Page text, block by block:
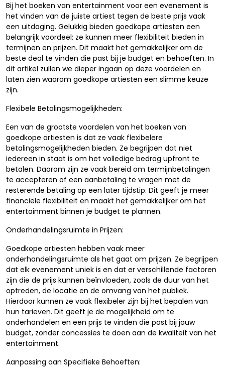
Bij het boeken van entertainment voor een evenement is
het vinden van de juiste artiest tegen de beste prijs vaak
een uitdaging. Gelukkig bieden goedkope artiesten een
belangrijk voordeel: ze kunnen meer flexibiliteit bieden in
termijnen en prijzen. Dit maakt het gemakkelijker om de
beste deal te vinden die past bij je budget en behoeften. In
dit artikel zullen we dieper ingaan op deze voordelen en
laten zien waarom goedkope artiesten een slimme keuze
zijn.
Flexibele Betalingsmogelijkheden:
Een van de grootste voordelen van het boeken van
goedkope artiesten is dat ze vaak flexibelere
betalingsmogelijkheden bieden. Ze begrijpen dat niet
iedereen in staat is om het volledige bedrag upfront te
betalen. Daarom zijn ze vaak bereid om termijnbetalingen
te accepteren of een aanbetaling te vragen met de
resterende betaling op een later tijdstip. Dit geeft je meer
financiële flexibiliteit en maakt het gemakkelijker om het
entertainment binnen je budget te plannen.
Onderhandelingsruimte in Prijzen:
Goedkope artiesten hebben vaak meer
onderhandelingsruimte als het gaat om prijzen. Ze begrijpen
dat elk evenement uniek is en dat er verschillende factoren
zijn die de prijs kunnen beïnvloeden, zoals de duur van het
optreden, de locatie en de omvang van het publiek.
Hierdoor kunnen ze vaak flexibeler zijn bij het bepalen van
hun tarieven. Dit geeft je de mogelijkheid om te
onderhandelen en een prijs te vinden die past bij jouw
budget, zonder concessies te doen aan de kwaliteit van het
entertainment.
Aanpassing aan Specifieke Behoeften: